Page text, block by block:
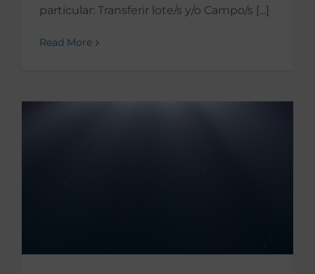
particular: Transferir lote/s y/o Campo/s [...]
Read More